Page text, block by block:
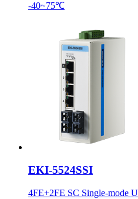
-40~75℃
EKI-5524SSI
4FE+2FE SC Single-mode